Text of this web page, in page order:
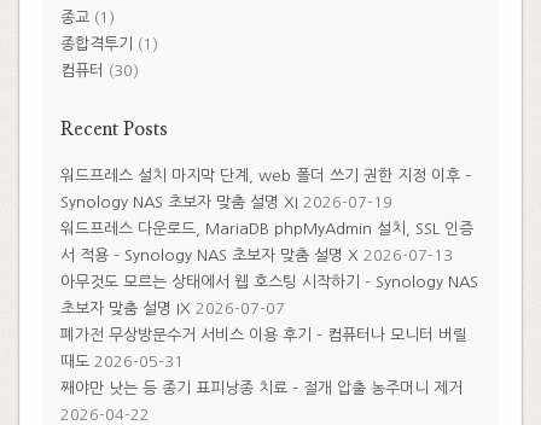
종교(1)
종합격투기
(1)
컴퓨터
(30)
Recent Posts
워드프레스 설치 마지막 단계, web 폴더 쓰기 권한 지정 이후 –
Synology NAS 초보자 맞춤 설명 XI 2026-07-19
워드프레스 다운로드, MariaDB phpMyAdmin 설치, SSL 인증
서 적용 – Synology NAS 초보자 맞춤 설명 X 2026-07-13
아무것도 모르는 상태에서 웹 호스팅 시작하기 – Synology NAS
초보자 맞춤 설명 IX 2026-07-07
폐가전 무상방문수거 서비스 이용 후기 – 컴퓨터나 모니터 버릴
때도 2026-05-31
째야만 낫는 등 종기 표피낭종 치료 – 절개 압출 농주머니 제거
2026-04-22